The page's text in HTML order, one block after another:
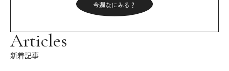
今週なにみる？
Articles
新着記事